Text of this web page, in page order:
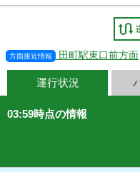
方面接近情報 田町駅東口前方面
運行状況
03:59時点の情報